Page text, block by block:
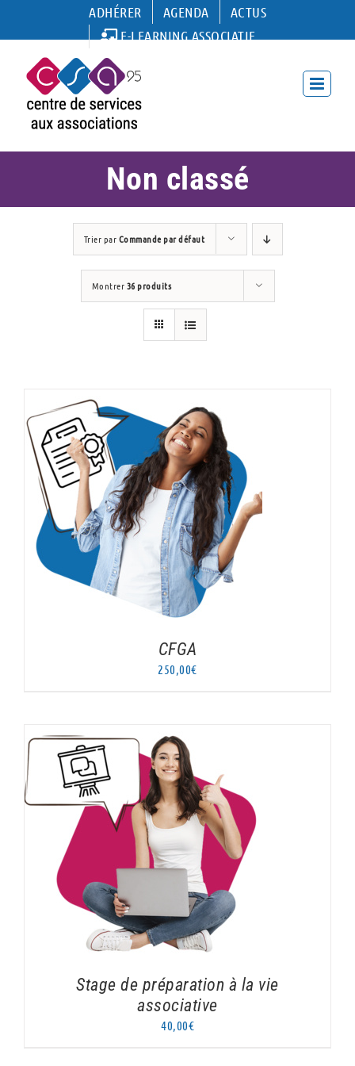
ADHÉRER AGENDA
ACTUS
E-LEARNING ASSOCIATIF
Non classé
Trier parCommande par défaut
Montrer36 produits
AJOUTER AU PANIER / DÉTAILS
CFGA
250,00€
AJOUTER AU PANIER / DÉTAILS
Stage de préparation à la vie
associative
40,00€